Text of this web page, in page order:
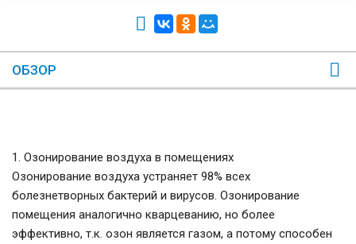
ОБЗОР
1. Озонирование воздуха в помещениях
Озонирование воздуха устраняет 98% всех
болезнетворных бактерий и вирусов. Озонирование
помещения аналогично кварцеванию, но более
эффективно, т.к. озон является газом, а потому способен